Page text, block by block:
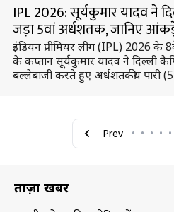
IPL 2026: सूर्यकुमार यादव ने
जड़ा 5वां अर्धशतक, जानिए
इंडियन प्रीमियर लीग (IPL) 2026
के कप्तान सूर्यकुमार यादव ने दिल्ली
बल्लेबाजी करते हुए अर्धशतकीय पारी
Prev • • • • •
ताज़ा खबरें